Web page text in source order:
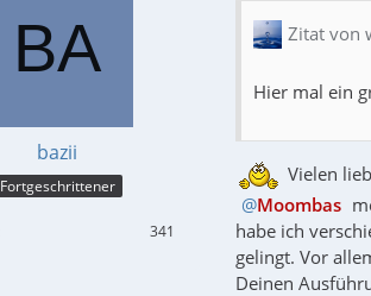
bazii
Fortgeschrittener
341
Zitat von
Hier mal ein
Vielen
Moombas
habe ich
gelingt. Vor
Deinen